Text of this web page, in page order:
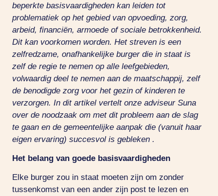
beperkte basisvaardigheden kan leiden tot
problematiek op het gebied van opvoeding, zorg,
arbeid, financiën, armoede of sociale betrokkenheid.
Dit kan voorkomen worden. Het streven is een
zelfredzame, onafhankelijke burger die in staat is
zelf de regie te nemen op alle leefgebieden,
volwaardig deel te nemen aan de maatschappij, zelf
de benodigde zorg voor het gezin of kinderen te
verzorgen. In dit artikel vertelt onze adviseur Suna
over de noodzaak om met dit probleem aan de slag
te gaan en de gemeentelijke aanpak die (vanuit haar
eigen ervaring) succesvol is gebleken .
Het belang van goede basisvaardigheden
Elke burger zou in staat moeten zijn om zonder
tussenkomst van een ander zijn post te lezen en